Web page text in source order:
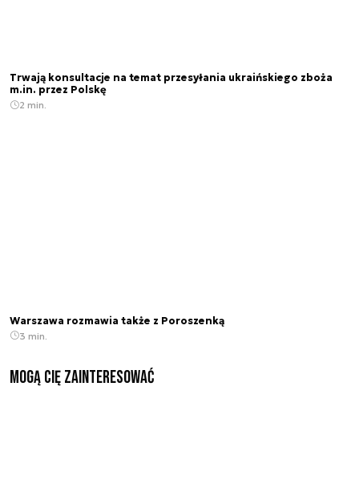
Trwają konsultacje na temat przesyłania ukraińskiego zboża
m.in. przez Polskę
2 min.
Warszawa rozmawia także z Poroszenką
3 min.
Mogą Cię zainteresować